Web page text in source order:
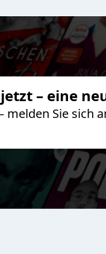
– eine
melden Sie sich